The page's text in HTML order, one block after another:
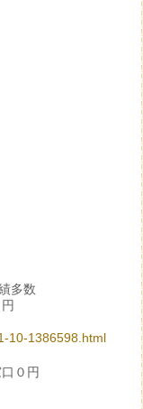
多数
円
10-1386598.html
０円